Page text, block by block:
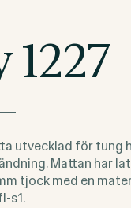
utvecklad för tung
Mattan har
tjock med en
s1.